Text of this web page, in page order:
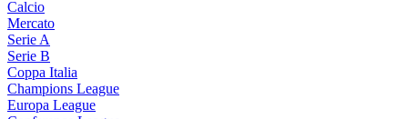
Calcio
Mercato
Serie A
Serie B
Coppa Italia
Champions League
Europa League